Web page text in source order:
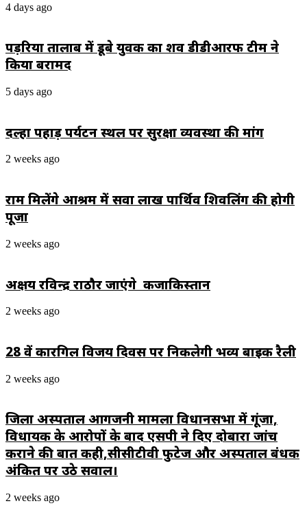
साकार ।
मुख्यमंत्री
ज्ञापन
4 days ago
पड़रिया तालाब में डूबे युवक का शव डीडीआरफ टीम ने
किया बरामद
5 days ago
दल्हा पहाड़ पर्यटन स्थल पर सुरक्षा व्यवस्था की मांग
2 weeks ago
राम मिलेंगे आश्रम में सवा लाख पार्थिव शिवलिंग की होगी
पूजा
2 weeks ago
अक्षय रविन्द्र राठौर जाएंगे कजाकिस्तान
2 weeks ago
28 वें कारगिल विजय दिवस पर निकलेगी भव्य बाइक रैली
2 weeks ago
जिला अस्पताल आगजनी मामला विधानसभा में गूंजा,
विधायक के आरोपों के बाद एसपी ने दिए दोबारा जांच
कराने की बात कही,सीसीटीवी फुटेज और अस्पताल प्रबंधक
अंकित पर उठे सवाल।
2 weeks ago